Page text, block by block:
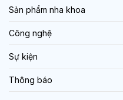
Sản phẩm nha khoa
Công nghệ
Sự kiện
Thông báo